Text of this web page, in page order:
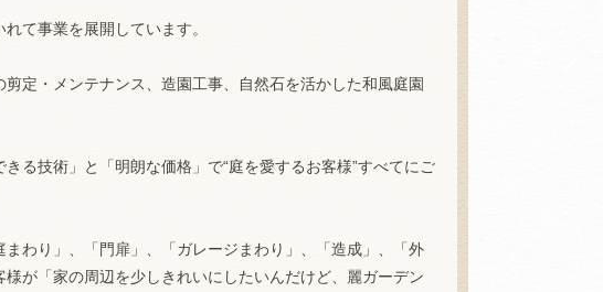
て事業を展開しています。
定・メンテナンス、造園工事、自然石を活かした和風庭園
る技術」と「明朗な価格」で“庭を愛するお客様”すべてにご
わり」、「門扉」、「ガレージまわり」、「造成」、「外
が「家の周辺を少しきれいにしたいんだけど、麗ガーデン